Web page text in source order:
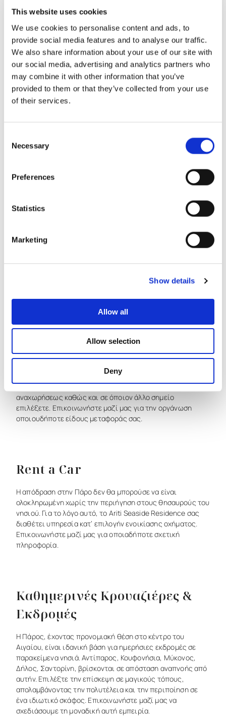
This website uses cookies
We use cookies to personalise content and ads, to
provide social media features and to analyse our traffic.
We also share information about your use of our site with
our social media, advertising and analytics partners who
may combine it with other information that you’ve
provided to them or that they’ve collected from your use
of their services.
Selection
Necessary
Preferences
Statistics
Marketing
Show details
Allow all
Allow selection
Deny
πουπροσφέρει
Residence,απόκαιπροςτοντόποαφίξεως/
αναχωρήσεως καθώς και σεόποιονάλλοσημείο
επιλέξετε. Επικοινωνήστε μαζί μας γιατην οργάνωση
οποιουδήποτεείδους μεταφοράς σας.
Rent a Car
Ηαπόδραση στην Πάροδενθα μπορούσενα είναι
ολοκληρωμένηχωρίς την περιήγησηστους θησαυρούς του
νησιού. Γιατο λόγοαυτό, το Ariti Seaside Residence σας
διαθέτει υπηρεσία κατ’ επιλογήνενοικίασης οχήματος.
Επικοινωνήστε μαζί μας γιαοποιαδήποτεσχετική
πληροφορία.
Καθημερινές Κρουαζιέρες &
Εκδρομές
Η Πάρος, έχοντας προνομιακή θέσηστο κέντροτου
Αιγαίου, είναι ιδανική βάση για ημερήσιες εκδρομές σε
παρακείμενανησιά. Αντίπαρος, Κουφονήσια, Μύκονος,
Δήλος, Σαντορίνη, βρίσκονται σεαπόσταση αναπνοής από
αυτήν. Επιλέξτε τηνεπίσκεψη σε μαγικούς τόπους,
απολαμβάνοντας τηνπολυτέλεια και τηνπεριποίησησε
ένα ιδιωτικόσκάφος. Επικοινωνήστε μαζί μας να
σχεδιάσουμετη μοναδικήαυτή εμπειρία.